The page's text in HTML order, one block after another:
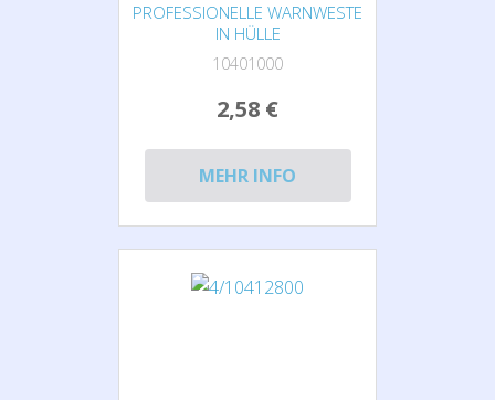
PROFESSIONELLE WARNWESTE
IN HÜLLE
10401000
2,58 €
MEHR INFO